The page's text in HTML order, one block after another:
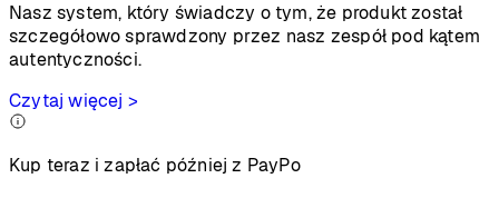
Nasz system, który świadczy o tym, że produkt został
szczegółowo sprawdzony przez nasz zespół pod kątem
autentyczności.
Czytaj więcej >
Kup teraz i zapłać później z PayPo